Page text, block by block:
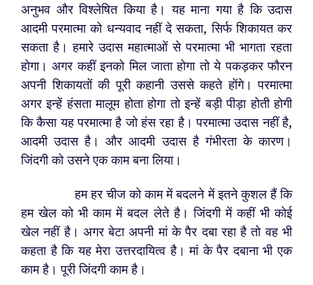
अनुभव और विश्लेषित किया है। यह माना गया है कि उदास
आदमी परमात्मा को धन्यवाद नहीं दे सकता, सिर्फ शिकायत कर
सकता है। हमारे उदास महात्माओं से परमात्मा भी भागता रहता
होगा। अगर कहीं इनको मिल जाता होगा तो ये पकड़कर फौरन
अपनी शिकायतों की पूरी कहानी उससे कहते होंगे। परमात्मा
अगर इन्हें हंसता मालूम होता होगा तो इन्हें बड़ी पीड़ा होती होगी
कि कैसा यह परमात्मा है जो हंस रहा है। परमात्मा उदास नहीं है,
आदमी उदास है। और आदमी उदास है गंभीरता के कारण।
जिंदगी को उसने एक काम बना लिया।
हम हर चीज को काम में बदलने में इतने कुशल हैं कि
हम खेल को भी काम में बदल लेते है। जिंदगी में कहीं भी कोई
खेल नहीं है। अगर बेटा अपनी मां के पैर दबा रहा है तो वह भी
कहता है कि यह मेरा उत्तरदायित्व है। मां के पैर दबाना भी एक
काम है। पूरी जिंदगी काम है।